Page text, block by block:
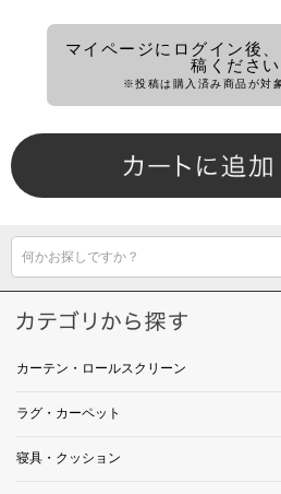
マイページにログイン後
稿ください
※投稿は購入済み商品が対
何かお探しですか？
カーテン・ロールスクリーン
ラグ・カーペット
寝具・クッション